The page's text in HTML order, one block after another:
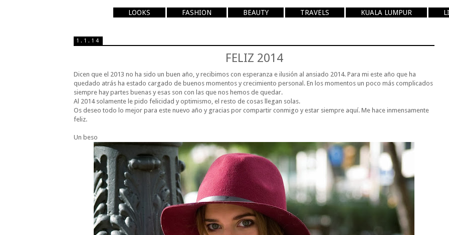
LOOKS FASHION BEAUTY TRAVELS KUALA LUMPUR
1.1.14
FELIZ 2014
Dicen que el 2013 no ha sido un buen año, y recibimos con esperanza e ilusión al ansiado 2014. Para mi este año que ha
quedado atrás ha estado cargado de buenos momentos y crecimiento personal. En los momentos un poco más complicados
siempre hay partes buenas y esas son con las que nos hemos de quedar.
Al 2014 solamente le pido felicidad y optimismo, el resto de cosas llegan solas.
Os deseo todo lo mejor para este nuevo año y gracias por compartir conmigo y estar siempre aquí. Me hace inmensamente
feliz.
Un beso